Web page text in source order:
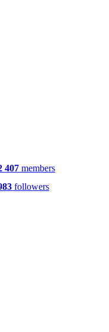
407 members
followers